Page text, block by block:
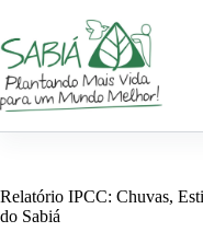
o
conteúdo
Relatório IPCC: Chuvas,
do Sabiá